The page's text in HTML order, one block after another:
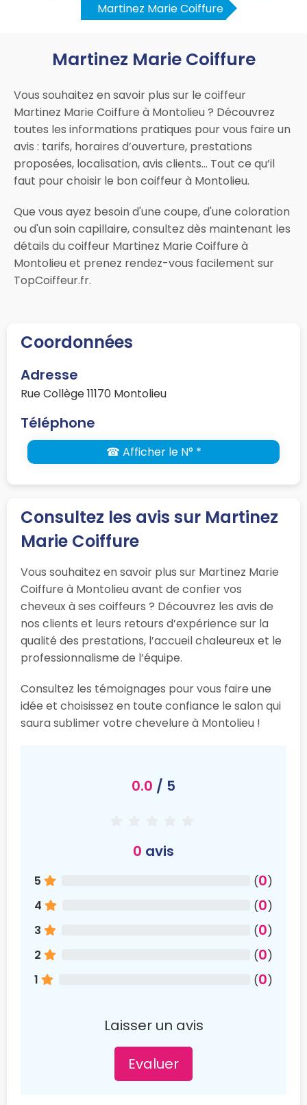
Martinez Marie Coiffure
Martinez Marie Coiffure
Vous souhaitez en savoir plus sur le coiffeur
Martinez Marie Coiffure à Montolieu ? Découvrez
toutes les informations pratiques pour vous faire un
avis : tarifs, horaires d’ouverture, prestations
proposées, localisation, avis clients… Tout ce qu’il
faut pour choisir le bon coiffeur à Montolieu.
Que vous ayez besoin d'une coupe, d'une coloration
ou d'un soin capillaire, consultez dès maintenant les
détails du coiffeur Martinez Marie Coiffure à
Montolieu et prenez rendez-vous facilement sur
TopCoiffeur.fr.
Coordonnées
Adresse
Rue Collège 11170 Montolieu
Téléphone
☎ Afficher le N° *
Consultez les avis sur Martinez
Marie Coiffure
Vous souhaitez en savoir plus sur Martinez Marie
Coiffure à Montolieu avant de confier vos
cheveux à ses coiffeurs ? Découvrez les avis de
nos clients et leurs retours d’expérience sur la
qualité des prestations, l’accueil chaleureux et le
professionnalisme de l’équipe.
Consultez les témoignages pour vous faire une
idée et choisissez en toute confiance le salon qui
saura sublimer votre chevelure à Montolieu !
0.0 / 5
0 avis
5 (0)
4
(0)
3
(0)
2
(0)
1
(0)
Laisser un avis
Evaluer